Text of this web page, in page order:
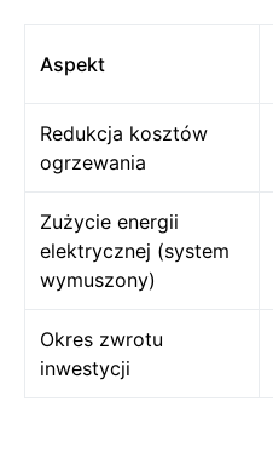
Aspekt
Redukcja kosztów
ogrzewania
Zużycie energii
elektrycznej (system
wymuszony)
Okres zwrotu
inwestycji